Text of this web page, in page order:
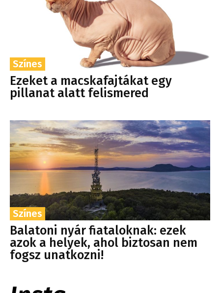
Színes
Ezeket a macskafajtákat egy
pillanat alatt felismered
Színes
Balatoni nyár fiataloknak: ezek
azok a helyek, ahol biztosan nem
fogsz unatkozni!